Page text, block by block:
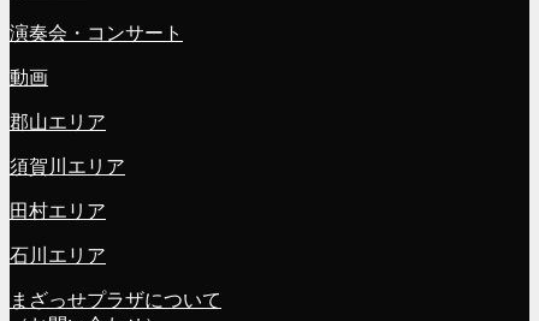
演奏会・コンサート
動画
郡山エリア
須賀川エリア
田村エリア
石川エリア
まざっせプラザについて